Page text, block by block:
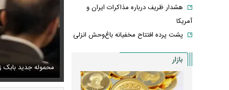
دشمنان می‌دانند چه کسانی را ترور می‌کنند محموله جدید بابک خبر مربوط به محسن رضایی از خروجی یک خبرگزاری اشک و دلتنگی
هشدار ظریف درباره مذاکرات ایران و
آمریکا
پشت پرده افتتاح مخفیانه باغ‌وحش انزلی
بازار